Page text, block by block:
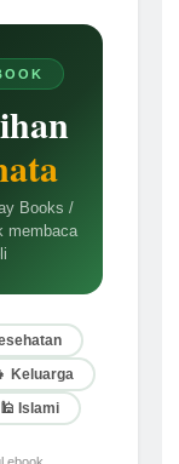
Books /
membaca
Keluarga
🕌 Islami